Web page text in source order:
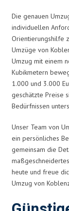
Die genauen
individuellen
Orientierungshilfe
Umzüge von
Umzug mit einem
Kubikmetern
1.000 und 3.000
geschätzte Preise
Bedürfnissen
Unser Team von
ein persönliches
gemeinsam die
heute und freue
Umzug von